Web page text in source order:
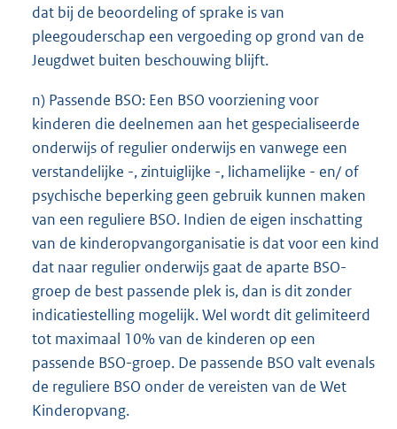
dat bij de beoordeling of sprake is van
pleegouderschap een vergoeding op grond van de
Jeugdwet buiten beschouwing blijft.
n) Passende BSO: Een BSO voorziening voor
kinderen die deelnemen aan het gespecialiseerde
onderwijs of regulier onderwijs en vanwege een
verstandelijke -, zintuiglijke -, lichamelijke - en/ of
psychische beperking geen gebruik kunnen maken
van een reguliere BSO. Indien de eigen inschatting
van de kinderopvangorganisatie is dat voor een kind
dat naar regulier onderwijs gaat de aparte BSO-
groep de best passende plek is, dan is dit zonder
indicatiestelling mogelijk. Wel wordt dit gelimiteerd
tot maximaal 10% van de kinderen op een
passende BSO-groep. De passende BSO valt evenals
de reguliere BSO onder de vereisten van de Wet
Kinderopvang.